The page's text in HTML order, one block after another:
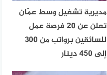
مديرية تشغيل وسط عمّان
تعلن عن 20 فرصة عمل
للسائقين برواتب من 300
إلى 450 دينار